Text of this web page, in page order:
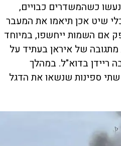
כשהמשדרים כבויים,
שיט אכן תיאמו את המעבר
אם השמות ייחשפו, במיוחד
של איראן בעתיד על
ריידן בדוא"ל. במהלך
ספינות שנשאו את הדגל